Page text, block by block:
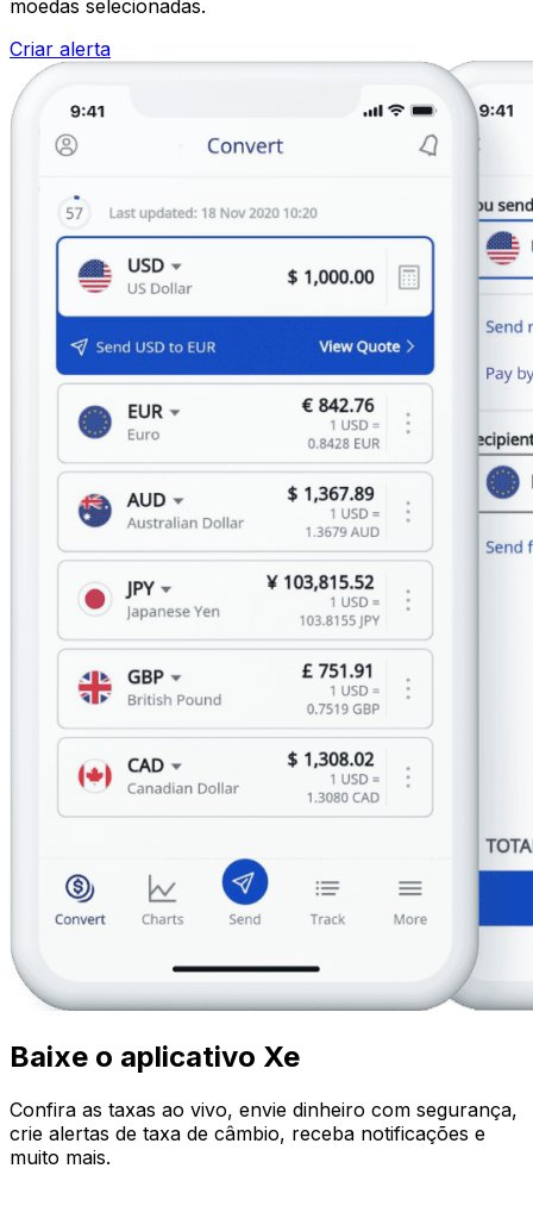
moedas selecionadas.
Criar alerta
Baixe o aplicativo Xe
Confira as taxas ao vivo, envie dinheiro com segurança,
crie alertas de taxa de câmbio, receba notificações e
muito mais.